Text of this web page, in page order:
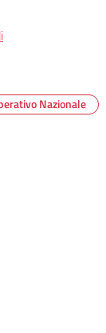
Nazionale